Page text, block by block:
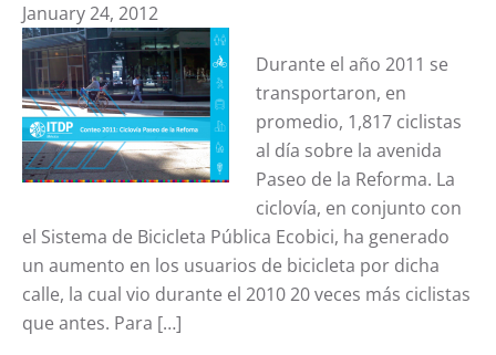
January 24, 2012
Durante el año 2011 se
transportaron, en
promedio, 1,817 ciclistas
al día sobre la avenida
Paseo de la Reforma. La
ciclovía, en conjunto con
el Sistema de Bicicleta Pública Ecobici, ha generado
un aumento en los usuarios de bicicleta por dicha
calle, la cual vio durante el 2010 20 veces más ciclistas
que antes. Para […]